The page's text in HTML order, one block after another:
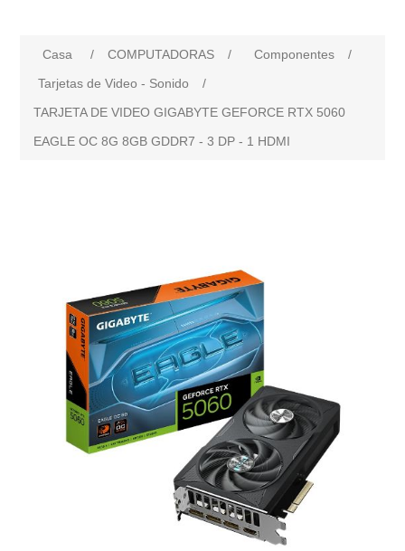
Casa / COMPUTADORAS / Componentes
/
Tarjetas de Video - Sonido
/
TARJETA DE VIDEO GIGABYTE GEFORCE RTX 5060
EAGLE OC 8G 8GB GDDR7 - 3 DP - 1 HDMI